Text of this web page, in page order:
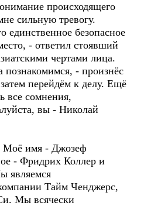
происходящего
сильную тревогу.
единственное безопасное
- ответил стоявший
чертами лица.
познакомимся, - произнёс
перейдём к делу. Ещё
все сомнения,
вы - Николай
Моё имя - Джозеф
- Фридрих Коллер и
являемся
Тайм Ченджерс,
Мы всячески